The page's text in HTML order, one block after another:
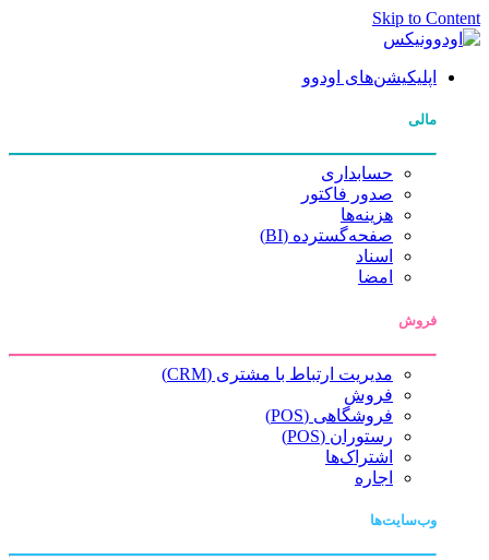
Skip to Content
اپلیکیشن‌های اودوو
مالی
حسابداری
صدور فاکتور
هزینه‌ها
صفحه‌گسترده (BI)
اسناد
امضا
فروش
مدیریت ارتباط با مشتری (CRM)
فروش
فروشگاهی (POS)
رستوران (POS)
اشتراک‌ها
اجاره
وب‌سایت‌ها